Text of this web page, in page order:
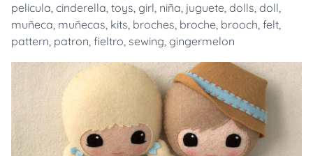
pelicula, cinderella, toys, girl, niña, juguete, dolls, doll,
muñeca, muñecas, kits, broches, broche, brooch, felt,
pattern, patron, fieltro, sewing, gingermelon